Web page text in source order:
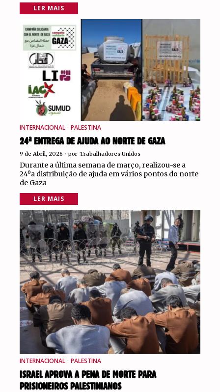
LER MAIS
INTERNACIONAL · PALESTINA
24ª ENTREGA DE AJUDA AO NORTE DE GAZA
9 de Abril, 2026 por Trabalhadores Unidos
Durante a última semana de março, realizou-se a
24ºa distribuição de ajuda em vários pontos do norte
de Gaza
LER MAIS
INTERNACIONAL · PALESTINA
ISRAEL APROVA A PENA DE MORTE PARA
PRISIONEIROS PALESTINIANOS